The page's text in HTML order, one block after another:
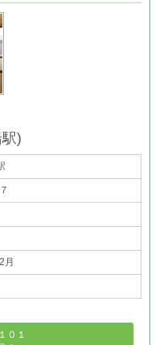
)
月
０１